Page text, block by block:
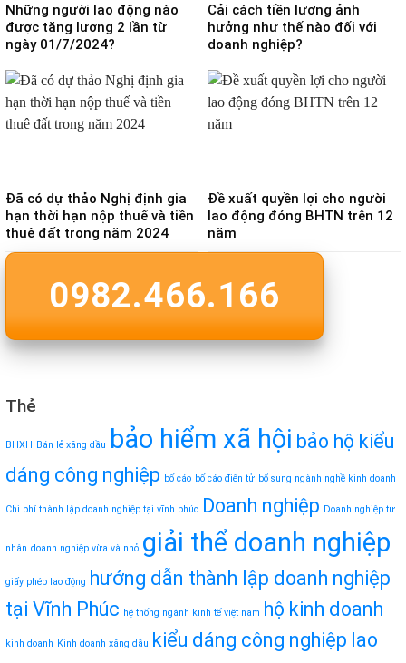
Những người lao động nào
được tăng lương 2 lần từ
ngày 01/7/2024?
Cải cách tiền lương ảnh
hưởng như thế nào đối với
doanh nghiệp?
Đã có dự thảo Nghị định gia
hạn thời hạn nộp thuế và tiền
thuê đất trong năm 2024
Đề xuất quyền lợi cho người
lao động đóng BHTN trên 12
năm
0982.466.166
Thẻ
BHXH Bán lẻ xăng dầu bảo hiểm xã hội bảo hộ kiểu
dáng công nghiệp bố cáo bố cáo điện tử bổ sung ngành nghề kinh doanh
Chi phí thành lập doanh nghiệp tại vĩnh phúc Doanh nghiệp Doanh nghiệp tư
nhân doanh nghiệp vừa và nhỏ giải thể doanh nghiệp
giấy phép lao động hướng dẫn thành lập doanh nghiệp
tại Vĩnh Phúc hệ thống ngành kinh tế việt nam hộ kinh doanh
kinh doanh Kinh doanh xăng dầu kiểu dáng công nghiệp lao